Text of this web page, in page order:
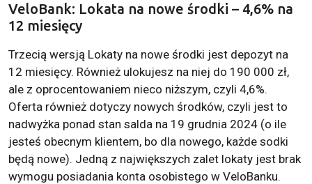
VeloBank: Lokata na nowe środki – 4,6% na
12 miesięcy
Trzecią wersją Lokaty na nowe środki jest depozyt na
12 miesięcy. Również ulokujesz na niej do 190 000 zł,
ale z oprocentowaniem nieco niższym, czyli 4,6%.
Oferta również dotyczy nowych środków, czyli jest to
nadwyżka ponad stan salda na 19 grudnia 2024 (o ile
jesteś obecnym klientem, bo dla nowego, każde sodki
będą nowe). Jedną z największych zalet lokaty jest brak
wymogu posiadania konta osobistego w VeloBanku.